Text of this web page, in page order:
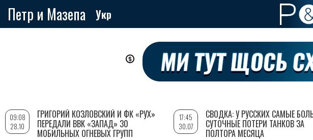
Петр и Мазепа Укр
09:08
28.10
ГРИГОРИЙ КОЗЛОВСКИЙ И ФК «РУХ»
ПЕРЕДАЛИ ВВК «ЗАПАД» 30
МОБИЛЬНЫХ ОГНЕВЫХ ГРУПП
17:45
30.07
СВОДКА: У РУССКИХ САМЫЕ
СУТОЧНЫЕ ПОТЕРИ ТАНКОВ ЗА
ПОЛТОРА МЕСЯЦА